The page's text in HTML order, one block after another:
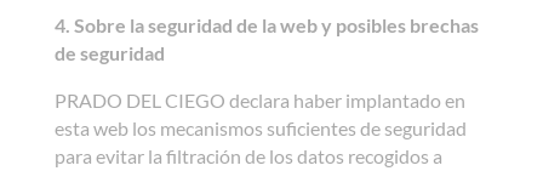
4. Sobre la seguridad de la web y posibles brechas
de seguridad
PRADO DEL CIEGO declara haber implantado en
esta web los mecanismos suficientes de seguridad
para evitar la filtración de los datos recogidos a